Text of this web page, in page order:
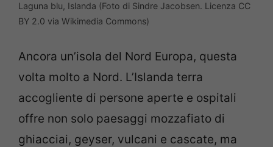
Laguna blu, Islanda (Foto di Sindre Jacobsen. Licenza CC
BY 2.0 via Wikimedia Commons)
Ancora un’isola del Nord Europa, questa
volta molto a Nord. L’Islanda terra
accogliente di persone aperte e ospitali
offre non solo paesaggi mozzafiato di
ghiacciai, geyser, vulcani e cascate, ma